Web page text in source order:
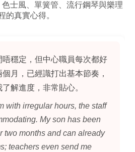
士風、單簧管、流行鋼琴與樂理
的真實心得。
穩定，但中心職員每次都好
個月，已經識打出基本節奏，
解進度，非常貼心。
with irregular hours, the staff
My son has been
two months and can already
teachers even send me